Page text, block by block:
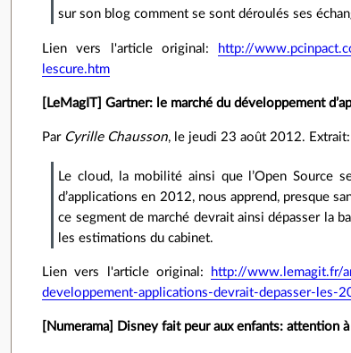
sur son blog comment se sont déroulés ses
Lien vers l'article original:
http://
lescure.htm
[LeMagIT] Gartner: le marché du développement
Par Cyrille Chausson, le jeudi 23 août 2012. Extrait:
Le cloud, la mobilité ainsi que l’Open Source
d’applications en 2012, nous apprend, presque
ce segment de marché devrait ainsi dépasser la
les estimations du cabinet.
Lien vers l'article original:
http://www.lemagit.fr/
developpement-applications-devrait-depasser-les-
[Numerama] Disney fait peur aux enfants: attention